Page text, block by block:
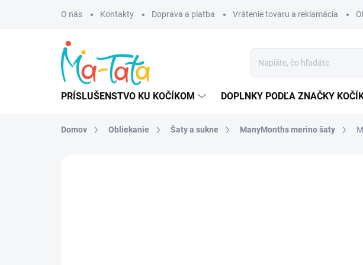
O nás Kontakty Doprava a platba Vrátenie tovaru a reklamácia
PRÍSLUŠENSTVO KU KOČÍKOM DOPLNKY PODĽA ZNAČKY
Domov Obliekanie Šaty a sukne ManyMonths merino šaty